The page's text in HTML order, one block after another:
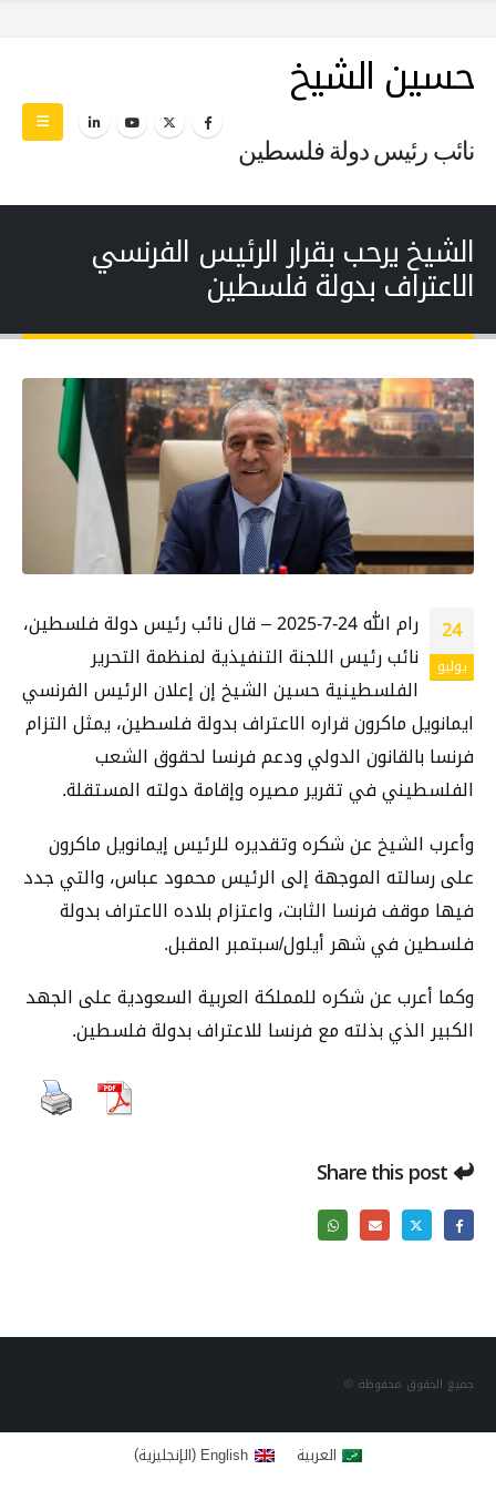
حسين الشيخ
نائب رئيس دولة فلسطين
الشيخ يرحب بقرار الرئيس الفرنسي
الاعتراف بدولة فلسطين
24
يوليو
رام الله 24-7-2025 – قال نائب رئيس دولة فلسطين،
نائب رئيس اللجنة التنفيذية لمنظمة التحرير
الفلسطينية حسين الشيخ إن إعلان الرئيس الفرنسي
ايمانويل ماكرون قراره الاعتراف بدولة فلسطين، يمثل التزام
فرنسا بالقانون الدولي ودعم فرنسا لحقوق الشعب
الفلسطيني في تقرير مصيره وإقامة دولته المستقلة.
وأعرب الشيخ عن شكره وتقديره للرئيس إيمانويل ماكرون
على رسالته الموجهة إلى الرئيس محمود عباس، والتيجدد
فيها موقف فرنسا الثابت، واعتزام بلاده الاعتراف بدولة
فلسطين في شهر أيلول/سبتمبر المقبل.
وكما أعرب عن شكره للمملكة العربية السعودية على الجهد
الكبير الذي بذلته مع فرنسا للاعتراف بدولة فلسطين.
Share this post
جميع الحقوق محفوظة ©
العربية English
(الإنجليزية)